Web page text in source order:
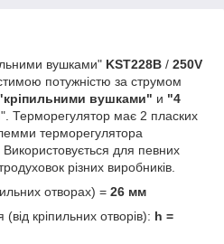
вушками" KST228B / 250V
потужністю за струмом
вушками" и "4
". Терморегулятор має 2 пласких
терморегулятора
. Використовується для певних
різних виробників.
отворах) = 26 мм
кріпильних отворів): h =